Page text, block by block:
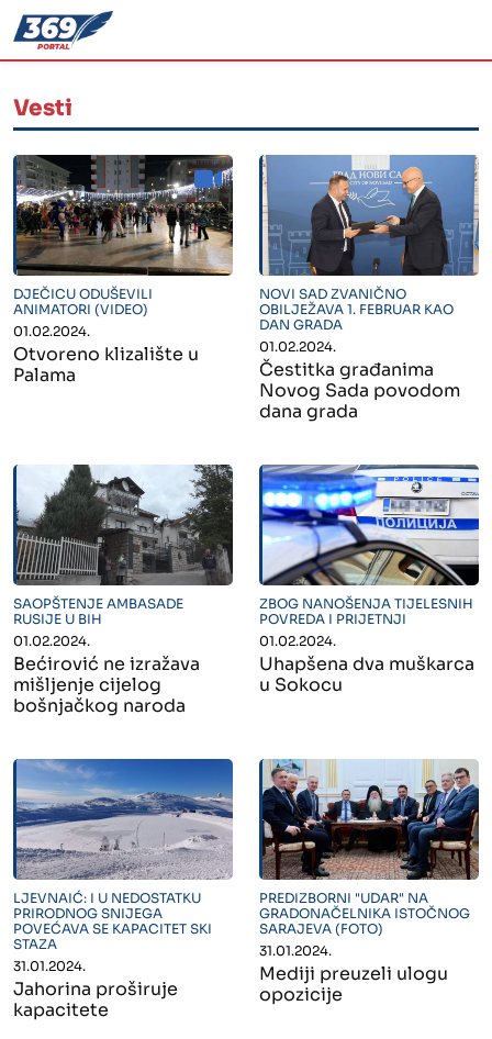
Vesti
" alt="">
DJEČICU ODUŠEVILI
ANIMATORI (VIDEO)
01.02.2024.
Otvoreno klizalište u
Palama
" alt="">
NOVI SAD ZVANIČNO
OBILJEŽAVA 1. FEBRUAR KAO
DAN GRADA
01.02.2024.
Čestitka građanima
Novog Sada povodom
dana grada
" alt="">
SAOPŠTENJE AMBASADE
RUSIJE U BIH
01.02.2024.
Bećirović ne izražava
mišljenje cijelog
bošnjačkog naroda
" alt="">
ZBOG NANOŠENJA TIJELESNIH
POVREDA I PRIJETNJI
01.02.2024.
Uhapšena dva muškarca
u Sokocu
" alt="">
LJEVNAIĆ: I U NEDOSTATKU
PRIRODNOG SNIJEGA
POVEĆAVA SE KAPACITET SKI
STAZA
31.01.2024.
Jahorina proširuje
kapacitete
" alt="">
PREDIZBORNI "UDAR" NA
GRADONAČELNIKA ISTOČNOG
SARAJEVA (FOTO)
31.01.2024.
Mediji preuzeli ulogu
opozicije